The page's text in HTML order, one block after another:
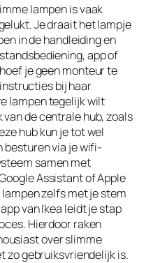
lampen is vaak
Je draait het lampje
in de handleiding en
app of
je geen monteur te
bij haar
lampen tegelijk wilt
de centrale hub, zoals
hub kun je tot wel
besturen via je wifi-
samen met
Assistant of Apple
zelfs met je stem
van Ikea leidt je stap
Hierdoor raken
over slimme
zo gebruiksvriendelijk is.